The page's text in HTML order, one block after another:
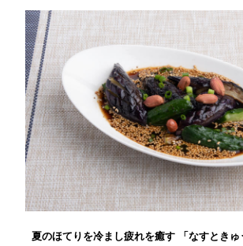
夏のほてりを冷まし疲れを癒す 「なすときゅ